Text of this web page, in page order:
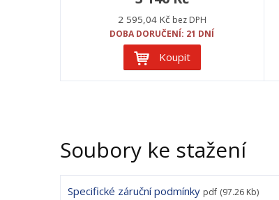
2 595,04 Kč bez DPH
DOBA DORUČENÍ: 21 DNÍ
Koupit
Soubory ke stažení
Specifické záruční podmínky pdf (97.26 Kb)